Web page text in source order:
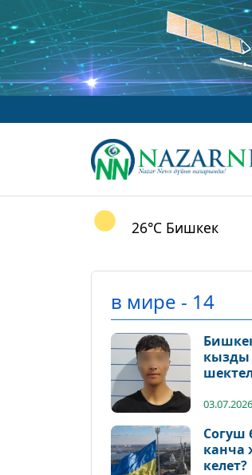
26°C Бишкек
в мире - 14
кызды
Согуш
канча
келет?